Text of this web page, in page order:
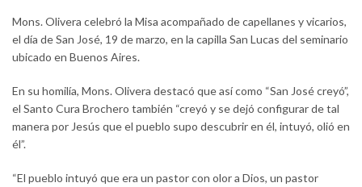
Mons. Olivera celebró la Misa acompañado de capellanes y vicarios,
el día de San José, 19 de marzo, en la capilla San Lucas del seminario
ubicado en Buenos Aires.
En su homilía, Mons. Olivera destacó que así como “San José creyó”,
el Santo Cura Brochero también “creyó y se dejó configurar de tal
manera por Jesús que el pueblo supo descubrir en él, intuyó, olió en
él”.
“El pueblo intuyó que era un pastor con olor a Dios, un pastor